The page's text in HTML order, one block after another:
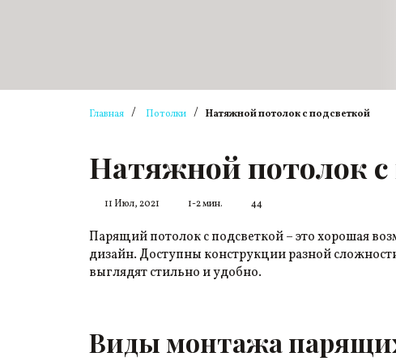
Главная / Потолки / Натяжной потолок с подсветкой
Натяжной потолок с
11 Июл, 2021 1-2 мин. 44
Парящий потолок с подсветкой – это хорошая
дизайн. Доступны конструкции разной
выглядят стильно и удобно.
Виды монтажа